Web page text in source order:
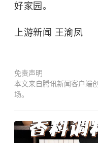
好家园。
上游新闻 王渝凤
免责声明
本文来自腾讯新闻客户端
场。